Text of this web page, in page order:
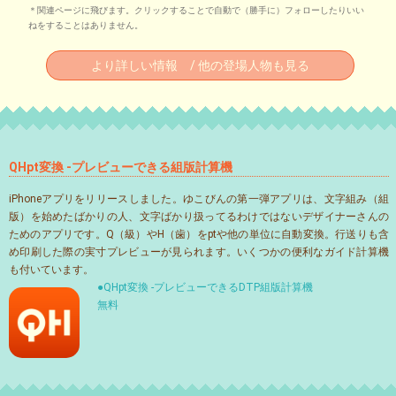
＊関連ページに飛びます。クリックすることで自動で（勝手に）フォローしたりいい
ねをすることはありません。
より詳しい情報 / 他の登場人物も見る
QHpt変換 -プレビューできる組版計算機
iPhoneアプリをリリースしました。ゆこびんの第一弾アプリは、文字組み（組
版）を始めたばかりの人、文字ばかり扱ってるわけではないデザイナーさんの
ためのアプリです。Q（級）やH（歯）をptや他の単位に自動変換。行送りも含
め印刷した際の実寸プレビューが見られます。いくつかの便利なガイド計算機
も付いています。
●QHpt変換 -プレビューできるDTP組版計算機
無料